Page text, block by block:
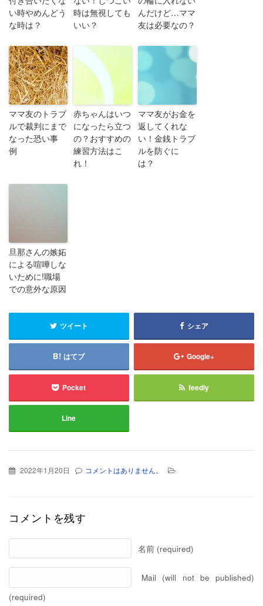
い時やめんどう
な時は？
時は無視しても
いい？
んだけど…ママ
友は必要なの？
ママ友のトラブ
ルで裁判にまで
なった恐い事
例
赤ちゃんはいつ
になったら立つ
の？おすすめの
練習方法はこ
れ！
ママ友がお金を
返してくれな
い！金銭トラブ
ルを防ぐに
は？
旦那さんの嫉妬
による喧嘩しな
いために!職場
での意外な原因
ツイート シェア
はてブ Google+
Pocket feedly
Line
2022年1月20日 コメントはありません。
コメントを残す
名前 (required)
Mail (will not be published)
(required)